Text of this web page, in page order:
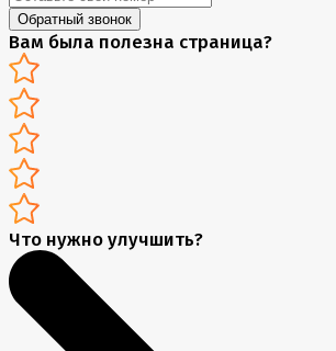
Обратный звонок
Вам была полезна страница?
Что нужно улучшить?